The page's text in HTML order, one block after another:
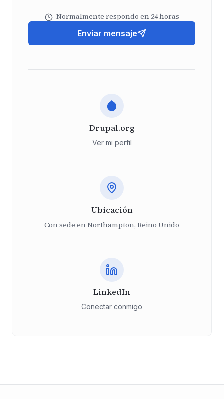
Normalmente respondo en 24 horas
Enviar mensaje
Drupal.org
Ver mi perfil
Ubicación
Con sede en Northampton, Reino Unido
LinkedIn
Conectar conmigo